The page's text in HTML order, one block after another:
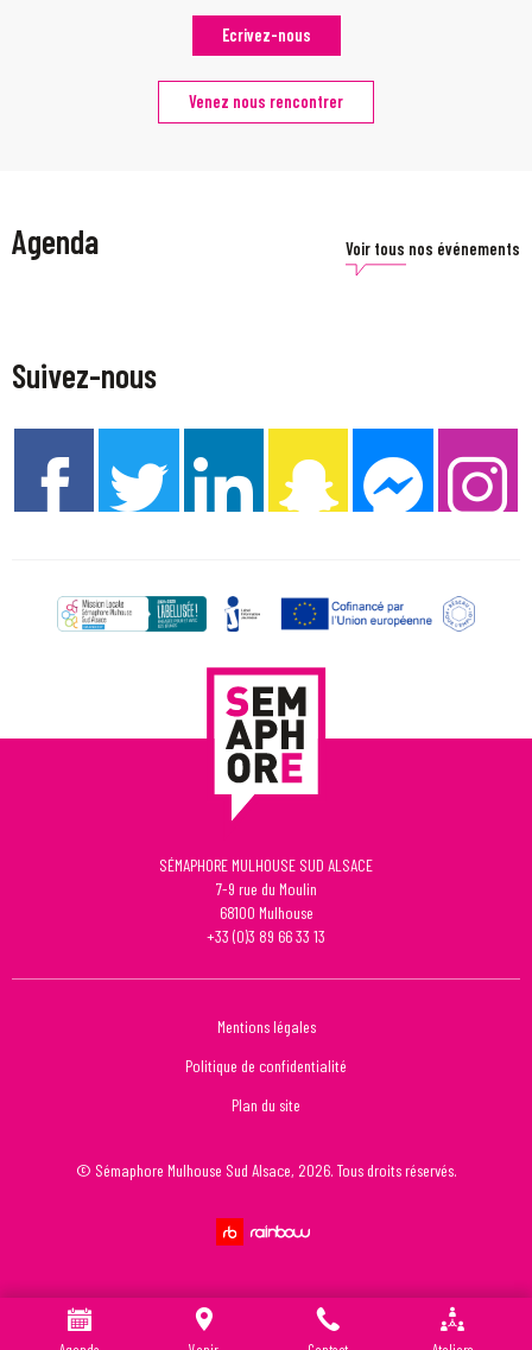
Ecrivez-nous
Venez nous rencontrer
Agenda Voir tous nos événements
Suivez-nous
SÉMAPHORE MULHOUSE SUD ALSACE
7-9 rue du Moulin
68100 Mulhouse
+33 (0)3 89 66 33 13
Mentions légales
Politique de confidentialité
Plan du site
© Sémaphore Mulhouse Sud Alsace, 2026. Tous droits réservés.